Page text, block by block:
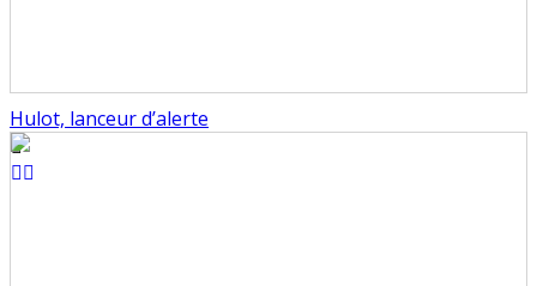
Hulot, lanceur d’alerte